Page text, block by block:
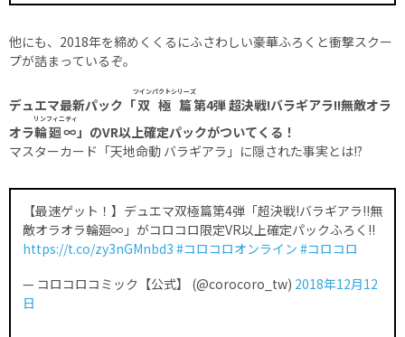
他にも、2018年を締めくくるにふさわしい豪華ふろくと衝撃スクー
プが詰まっているぞ。
デュエマ最新パック「双極篇
ツインパクトシリーズ
第4弾 超決戦!バラギアラ!!無敵オラ
オラ輪廻∞
リンフィニティ
」のVR以上確定パックがついてくる！
マスターカード「天地命動 バラギアラ」に隠された事実とは!?
【最速ゲット！】デュエマ双極篇第4弾「超決戦!バラギアラ!!無
敵オラオラ輪廻∞」がコロコロ限定VR以上確定パックふろく!!
https://t.co/zy3nGMnbd3 #コロコロオンライン #コロコロ
— コロコロコミック【公式】 (@corocoro_tw) 2018年12月12
日